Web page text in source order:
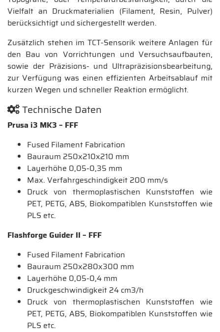
Vielfalt an Druckmaterialien (Filament, Resin, Pulver)
berücksichtigt und sichergestellt werden.
Zusätzlich stehen im TCT-Sensorik weitere Anlagen für
den Bau von Vorrichtungen und Versuchsaufbauten,
sowie der Präzisions- und Ultrapräzisionsbearbeitung,
zur Verfügung was einen effizienten Arbeitsablauf mit
kurzen Wegen und schneller Reaktion ermöglicht.
Technische Daten
Prusa i3 MK3 – FFF
Fused Filament Fabrication
Bauraum 250x210x210 mm
Layerhöhe 0,05-0,35 mm
Max. Verfahrgeschindigkeit 200 mm/s
Druck von thermoplastischen Kunststoffen wie
PET, PETG, ABS, Biokompatiblen Kunststoffen wie
PLS etc.
Flashforge Guider II – FFF
Fused Filament Fabrication
Bauraum 250x280x300 mm
Layerhöhe 0,05-0,4 mm
Druckgeschwindigkeit 24 cm3/h
Druck von thermoplastischen Kunststoffen wie
PET, PETG, ABS, Biokompatiblen Kunststoffen wie
PLS etc.